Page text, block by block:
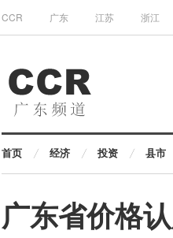
CCR 广东 江苏 浙江
首页 经济 投资 县市
广东省价格